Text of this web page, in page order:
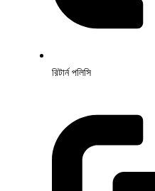
রিটার্ন পলিসি